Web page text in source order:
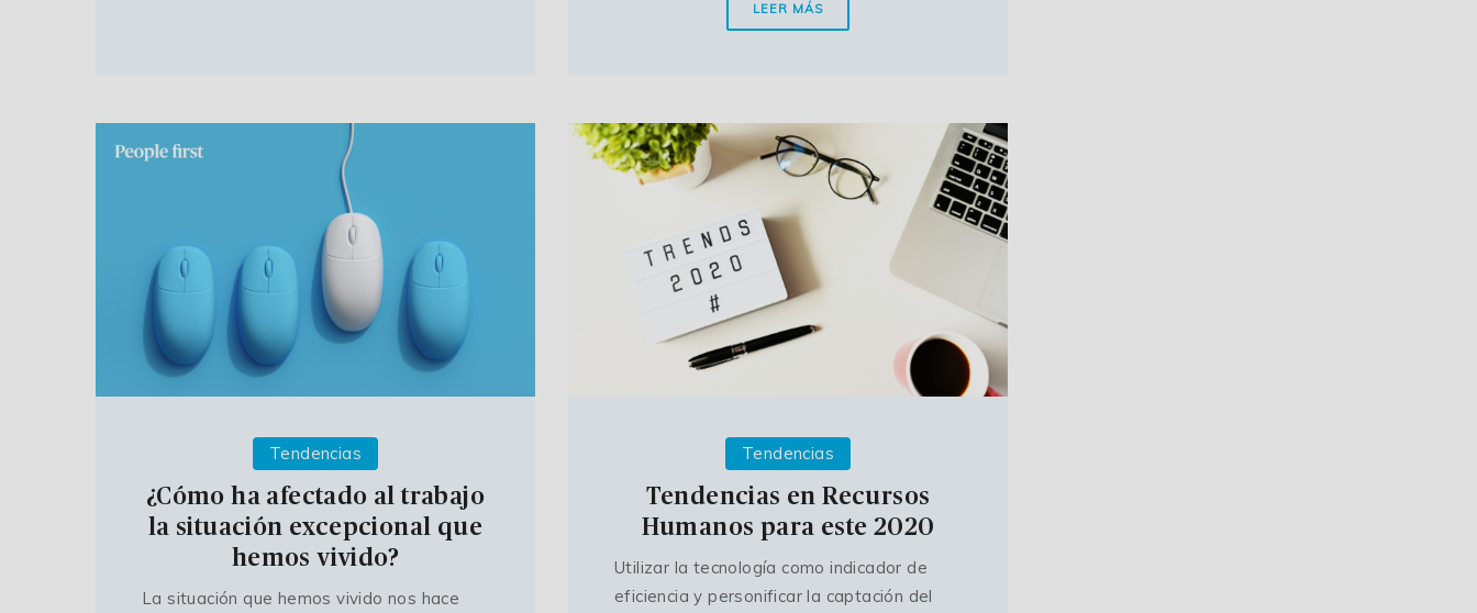
LEER MÁS
Tendencias
¿Cómo ha afectado al trabajo
la situación excepcional que
hemos vivido?
La situación que hemos vivido nos hace
Tendencias
Tendencias en Recursos
Humanos para este 2020
Utilizar la tecnología como indicador de
eficiencia y personificar la captación del